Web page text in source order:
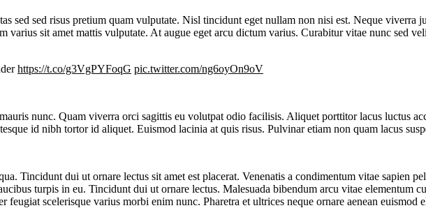
sed sed risus pretium quam vulputate. Nisl tincidunt eget nullam non nisi est. Neque viverra
sit amet mattis vulputate. At augue eget arcu dictum varius. Curabitur vitae nunc sed
https://t.co/g3VgPYFoqG pic.twitter.com/ng6oyOn9oV
nunc. Quam viverra orci sagittis eu volutpat odio facilisis. Aliquet porttitor lacus luctus
id nibh tortor id aliquet. Euismod lacinia at quis risus. Pulvinar etiam non quam lacus
Tincidunt dui ut ornare lectus sit amet est placerat. Venenatis a condimentum vitae sapien
turpis in eu. Tincidunt dui ut ornare lectus. Malesuada bibendum arcu vitae elementum
scelerisque varius morbi enim nunc. Pharetra et ultrices neque ornare aenean euismod